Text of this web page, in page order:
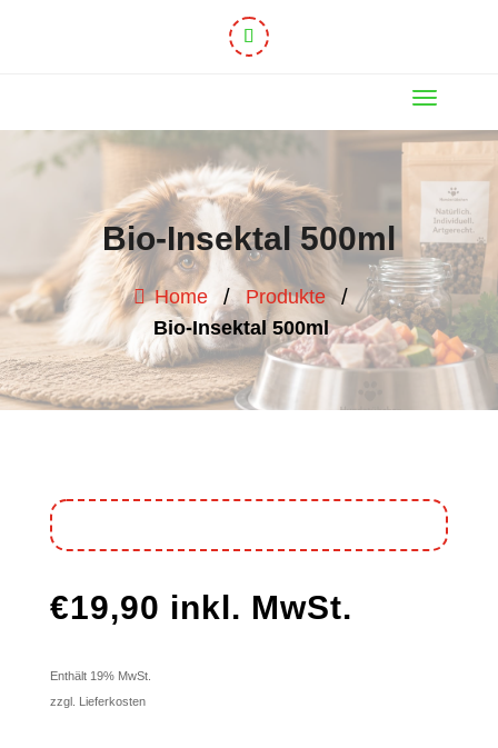
Bio-Insektal 500ml
Home / Produkte /
Bio-Insektal 500ml
€19,90 inkl. MwSt.
Enthält 19% MwSt.
zzgl. Lieferkosten